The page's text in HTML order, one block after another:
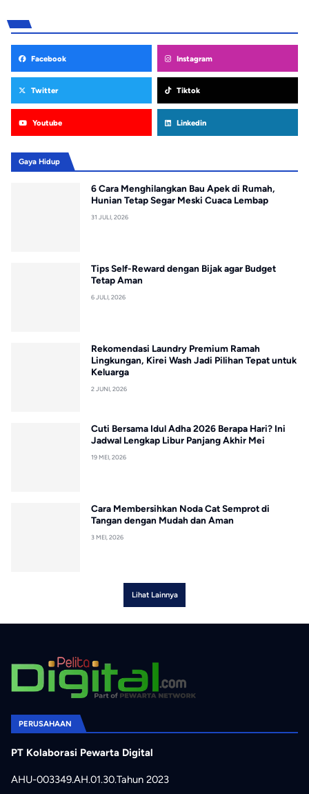
Facebook Instagram
Twitter Tiktok
Youtube Linkedin
Gaya Hidup
6 Cara Menghilangkan Bau Apek di Rumah,
Hunian Tetap Segar Meski Cuaca Lembap
31 JULI, 2026
Tips Self-Reward dengan Bijak agar Budget
Tetap Aman
6 JULI, 2026
Rekomendasi Laundry Premium Ramah
Lingkungan, Kirei Wash Jadi Pilihan Tepat untuk
Keluarga
2 JUNI, 2026
Cuti Bersama Idul Adha 2026 Berapa Hari? Ini
Jadwal Lengkap Libur Panjang Akhir Mei
19 MEI, 2026
Cara Membersihkan Noda Cat Semprot di
Tangan dengan Mudah dan Aman
3 MEI, 2026
Lihat Lainnya
PERUSAHAAN
PT Kolaborasi Pewarta Digital
AHU-003349.AH.01.30.Tahun 2023